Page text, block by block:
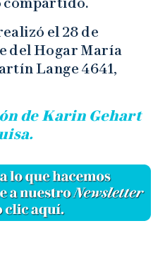
el 28 de
del Hogar María
Lange 4641,
de Karin Gehart